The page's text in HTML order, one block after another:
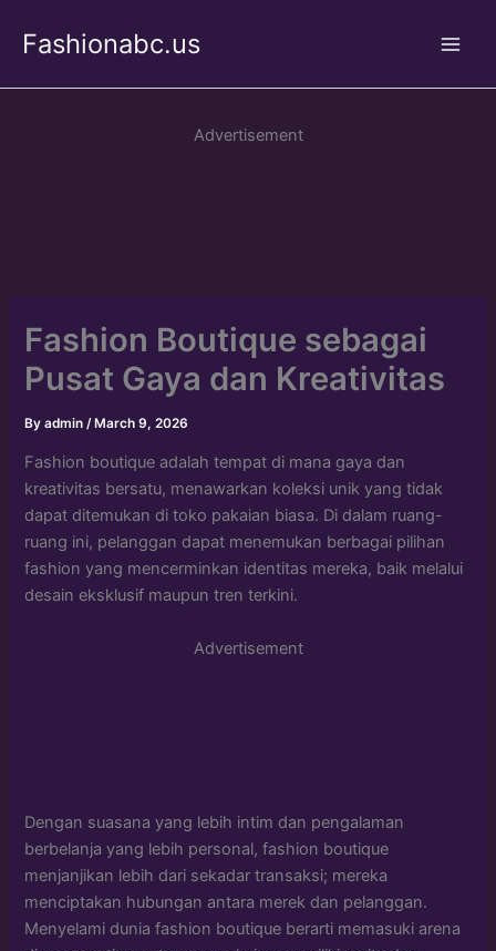
Fashionabc.us
Advertisement
Fashion Boutique sebagai
Pusat Gaya dan Kreativitas
Byadmin /March 9, 2026
Fashion boutique adalah tempat di mana gaya dan
kreativitas bersatu, menawarkan koleksi unik yang tidak
dapat ditemukan di toko pakaian biasa. Di dalam ruang-
ruang ini, pelanggan dapat menemukan berbagai pilihan
fashion yang mencerminkan identitas mereka, baik melalui
desain eksklusif maupun tren terkini.
Advertisement
Dengan suasana yang lebih intim dan pengalaman
berbelanja yang lebih personal, fashion boutique
menjanjikan lebih dari sekadar transaksi; mereka
menciptakan hubungan antara merek dan pelanggan.
Menyelami dunia fashion boutique berarti memasuki arena